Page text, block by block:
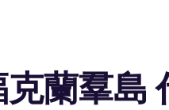
蘭羣島